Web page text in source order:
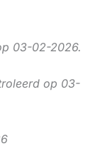
03-02-2026.
op 03-